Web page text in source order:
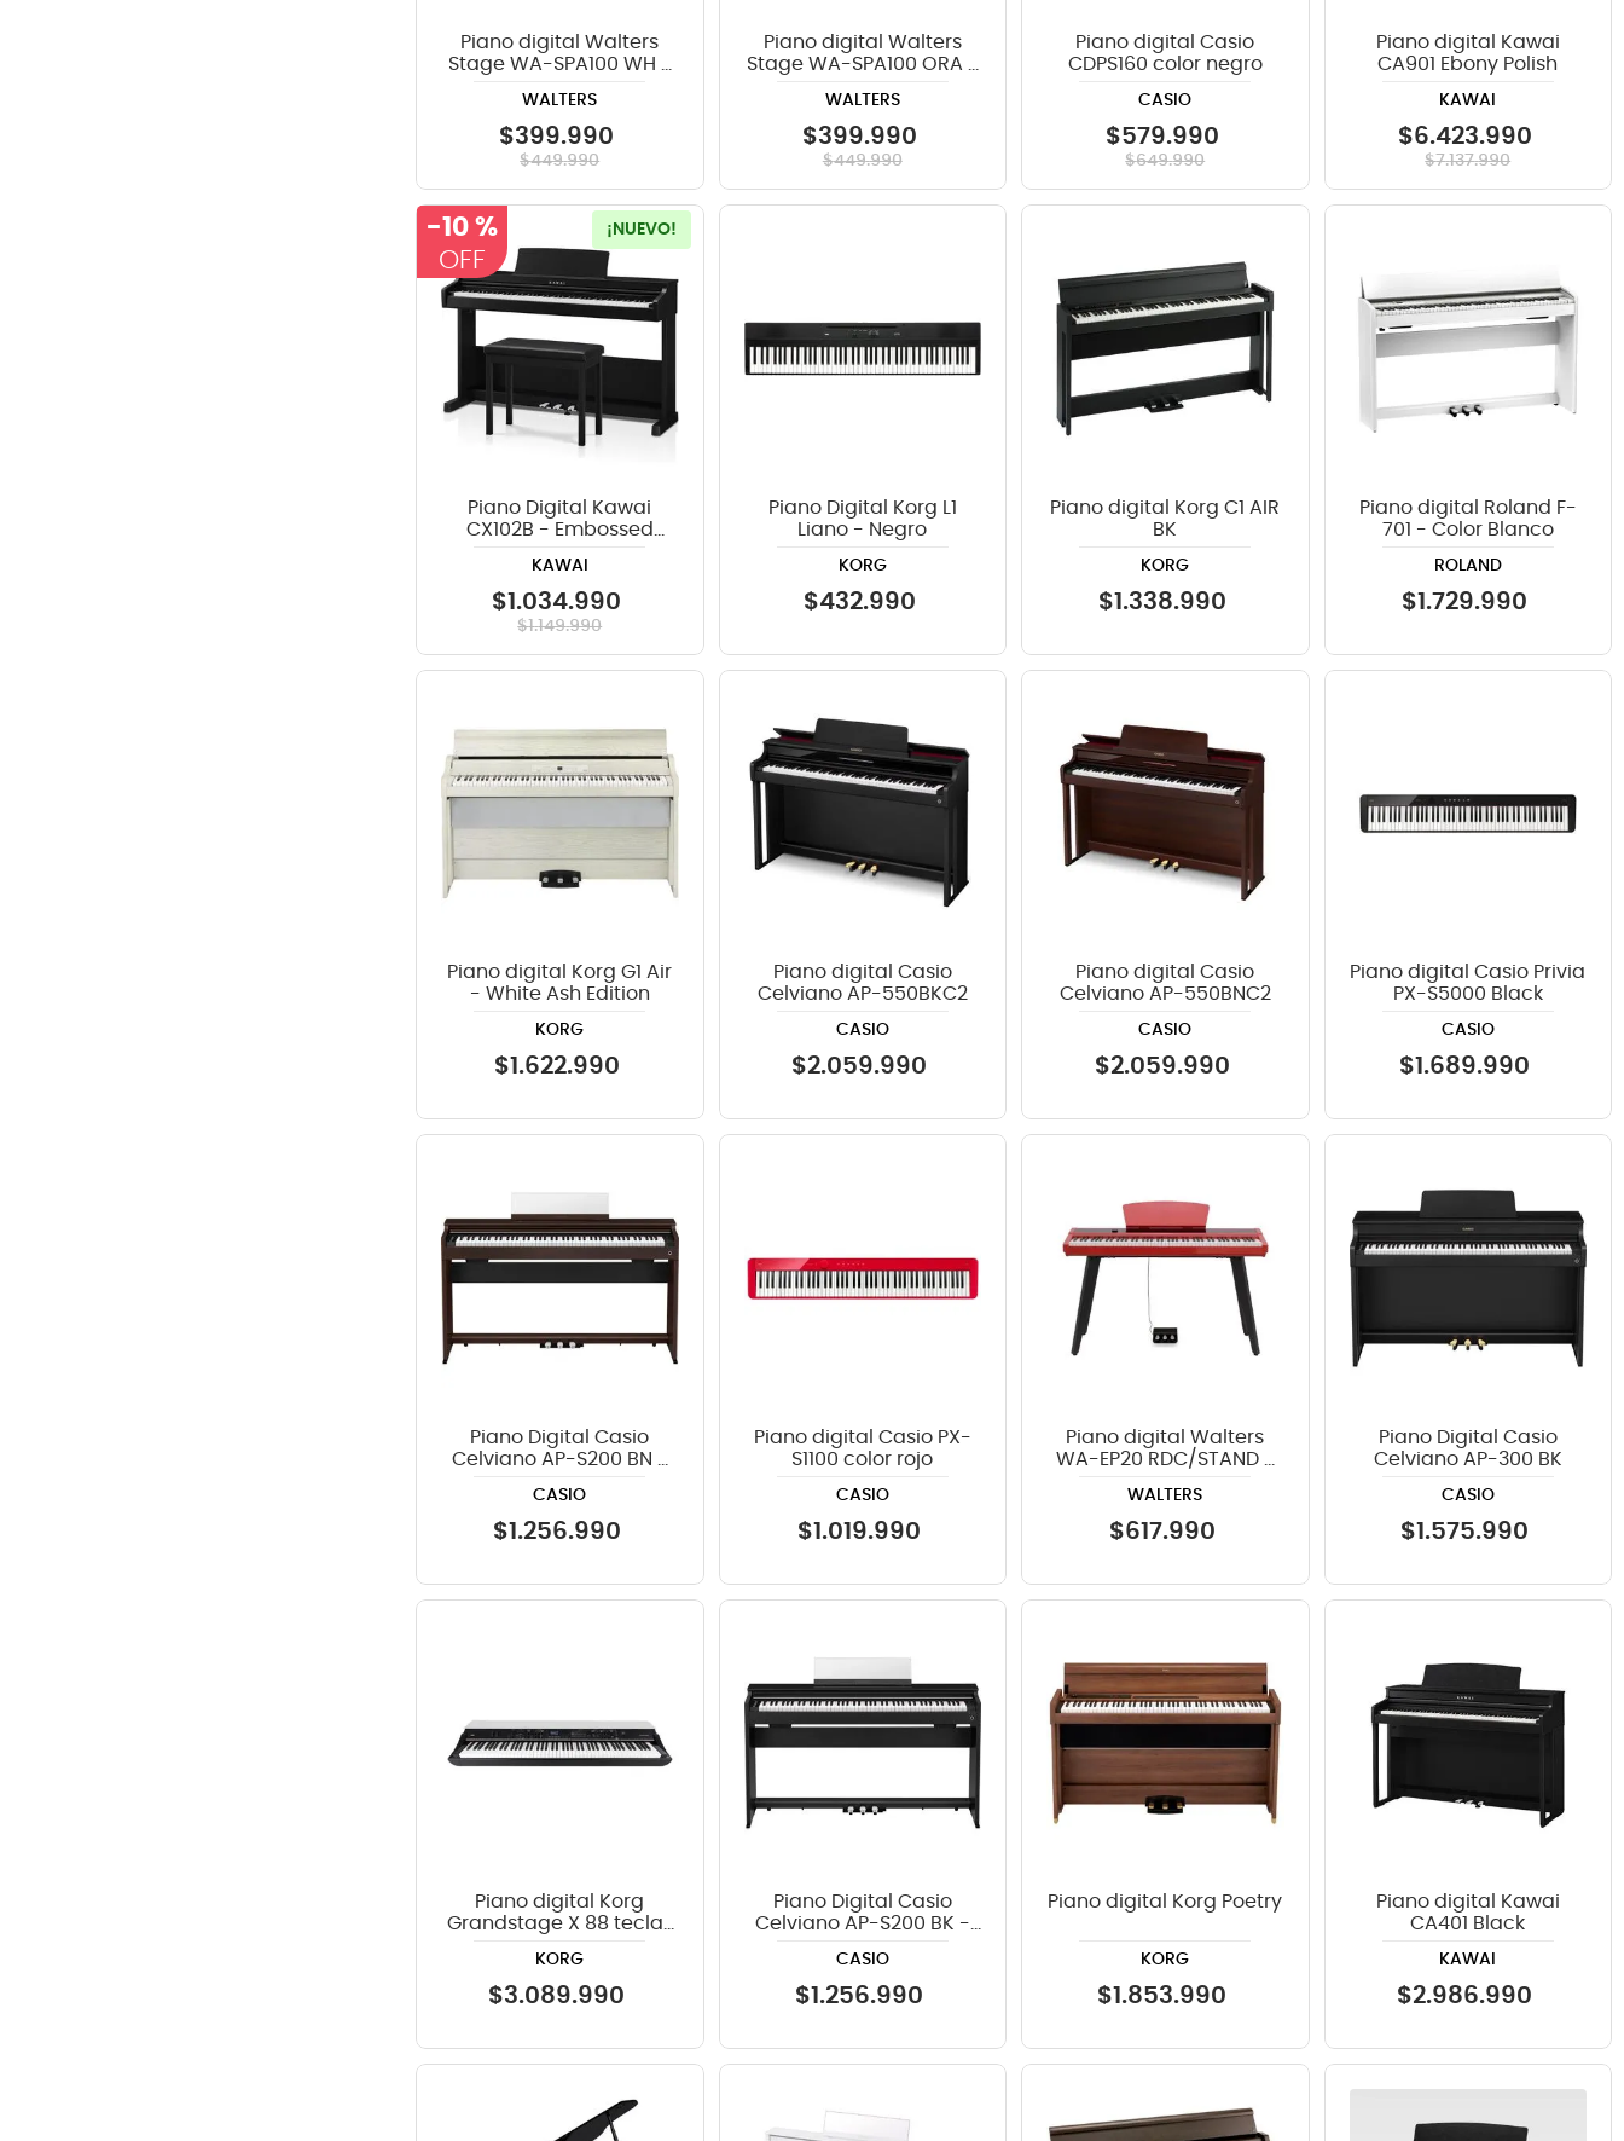
Piano digital Walters
Stage WA-SPA100 WH -
WALTERS
$399.990
$449.990
Piano digital Walters
Stage WA-SPA100 ORA -
WALTERS
$399.990
$449.990
Piano digital Casio
CDPS160 color negro
CASIO
$579.990
$649.990
Piano digital Kawai
CA901 Ebony Polish
KAWAI
$6.423.990
$7.137.990
-10 % ¡NUEVO!
Piano Digital Kawai
CX102B - Embossed
KAWAI
$1 .034.990
$1.149.990
Piano Digital Korg L1
Liano - Negro
KORG
$432.990
Piano digital Korg C1 AIR
BK
KORG
$1 .338.990
Piano digital Roland F-
701 - Color Blanco
ROLAND
$1 .729.990
Piano digital Korg G1 Air
- White Ash Edition
KORG
$1 .622.990
Piano digital Casio
Celviano AP-550BKC2
CASIO
$2.059.990
Piano digital Casio
Celviano AP-550BNC2
CASIO
$2.059.990
Piano digital Casio Privia
PX-S5000 Black
CASIO
$1 .689.990
Piano Digital Casio
Celviano AP-S200 BN -
CASIO
$1 .256.990
Piano digital Casio PX-
S1100 color rojo
CASIO
$1 .019.990
Piano digital Walters
WA-EP20 RDC/STAND -
WALTERS
$617.990
Piano Digital Casio
Celviano AP-300 BK
CASIO
$1 .575.990
Piano digital Korg
Grandstage X 88 teclas
KORG
$3.089.990
Piano Digital Casio
Celviano AP-S200 BK -
CASIO
$1 .256.990
Piano digital Korg Poetry
KORG
$1 .853.990
Piano digital Kawai
CA401 Black
KAWAI
$2.986.990